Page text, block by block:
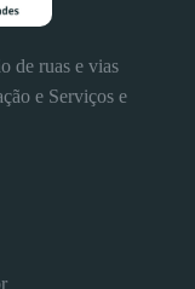
de ruas e vias
e Serviços e